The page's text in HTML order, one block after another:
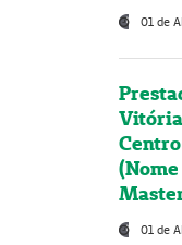
01 de
01 de